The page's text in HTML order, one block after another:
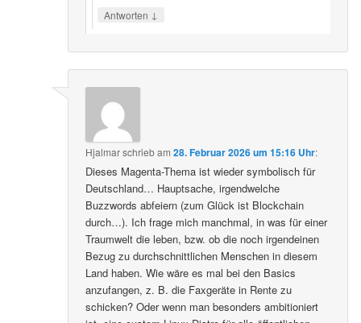
Antworten ↓
Hjalmarschriebam28. Februar 2026 um 15:16 Uhr:
Dieses Magenta-Thema ist wieder symbolisch für
Deutschland… Hauptsache, irgendwelche
Buzzwords abfeiern (zum Glück ist Blockchain
durch…). Ich frage mich manchmal, in was für einer
Traumwelt die leben, bzw. ob die noch irgendeinen
Bezug zu durchschnittlichen Menschen in diesem
Land haben. Wie wäre es mal bei den Basics
anzufangen, z. B. die Faxgeräte in Rente zu
schicken? Oder wenn man besonders ambitioniert